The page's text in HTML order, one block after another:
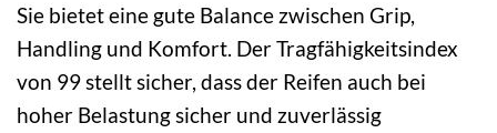
Sie bietet eine gute Balance zwischen Grip,
Handling und Komfort. Der Tragfähigkeitsindex
von 99 stellt sicher, dass der Reifen auch bei
hoher Belastung sicher und zuverlässig